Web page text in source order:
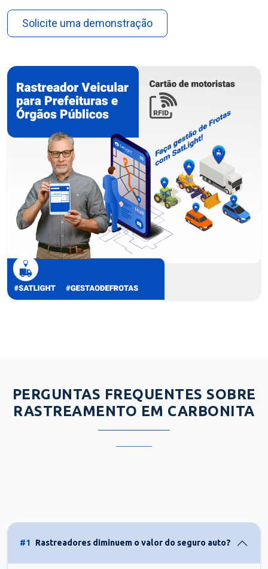
Solicite uma demonstração
PERGUNTAS FREQUENTES SOBRE
RASTREAMENTO EM CARBONITA
#1 Rastreadores diminuem o valor do seguro auto?